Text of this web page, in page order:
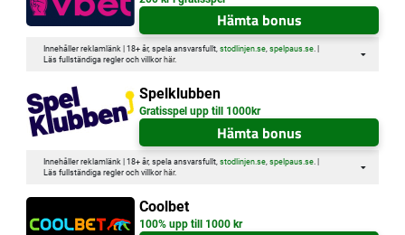
Hämta bonus
Innehåller reklamlänk | 18+ år, spela ansvarsfullt, stodlinjen.se, spelpaus.se. |
Läs fullständiga regler och villkor här.
Spelklubben
Gratisspel upp till 1000kr
Hämta bonus
Innehåller reklamlänk | 18+ år, spela ansvarsfullt, stodlinjen.se, spelpaus.se. |
Läs fullständiga regler och villkor här.
Coolbet
100% upp till 1000 kr